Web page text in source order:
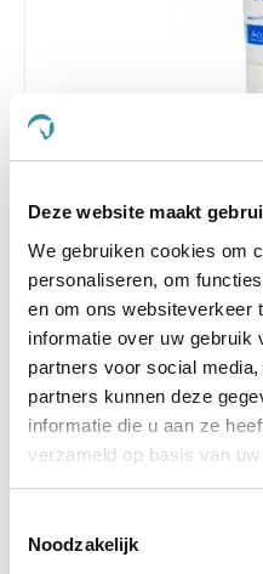
Deze website maakt
We gebruiken cookies om
personaliseren, om
en om ons websiteverkeer
informatie over uw gebruik
partners voor social
partners kunnen deze
informatie die u aan ze
verzameld op basis van
Noodzakelijk
€ 26,10